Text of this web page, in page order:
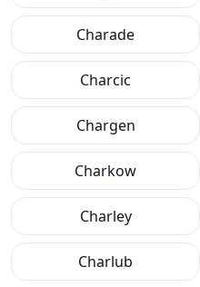
Charade
Charcic
Chargen
Charkow
Charley
Charlub